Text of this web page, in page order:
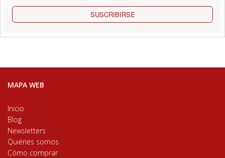
SUSCRIBIRSE
MAPA WEB
Inicio
Blog
Newsletters
Quiénes somos
Cómo comprar